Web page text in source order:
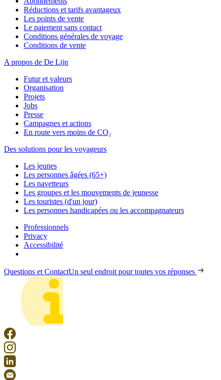
Réductions et tarifs avantageux
Les points de vente
Le paiement sans contact
Conditions générales de voyage
Conditions de vente
A propos de De Lijn
Futur et valeurs
Organisation
Projets
Jobs
Presse
Campagnes et actions
En route vers moins de CO₂
Des solutions pour les voyageurs
Les jeunes
Les personnes âgées (65+)
Les navetteurs
Les groupes et les mouvements de jeunesse
Les touristes (d'un jour)
Les personnes handicapées ou les accompagnateurs
Professionnels
Privacy
Accessibilité
Questions et ContactUn seul endroit pour toutes vos réponses